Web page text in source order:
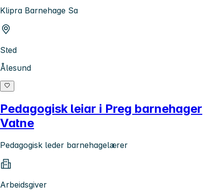
Klipra Barnehage Sa
Sted
Ålesund
Pedagogisk leiar i Preg barnehager
Vatne
Pedagogisk leder barnehagelærer
Arbeidsgiver